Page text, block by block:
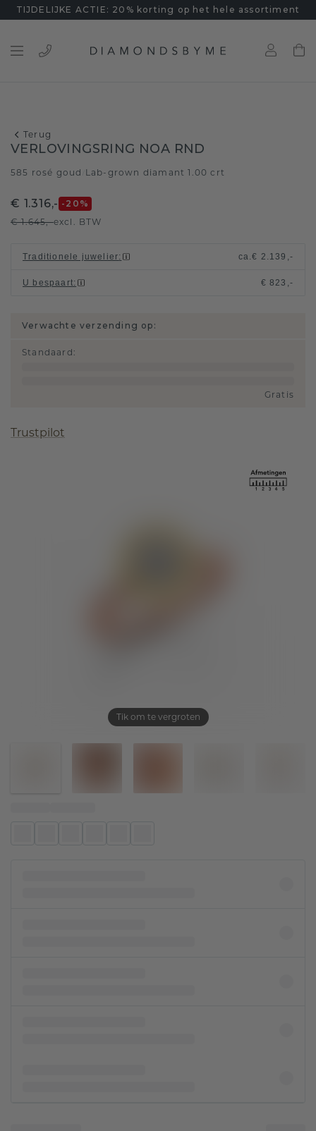
TIJDELIJKE ACTIE: 20% korting op het hele assortiment
Terug
Tik om te vergroten
VERLOVINGSRING NOA RND
585 rosé goud Lab-grown diamant 1.00 crt
€ 1.316,- -20 %
€ 1.645,-excl. BTW
Traditionele juwelier: ca.€ 2.139,-
U bespaart: € 823,-
Verwachte verzending op:
Standaard :
Gratis
Trustpilot